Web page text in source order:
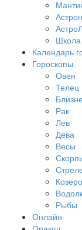
Школа
Календарь
Гороскопы
Овен
Телец
Рак
Лев
Дева
Весы
Рыбы
Онлайн